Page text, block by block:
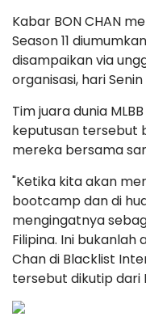
Kabar BON CHAN
Season 11
disampaikan via
organisasi, hari
Tim juara dunia
keputusan tersebut
mereka bersama
"Ketika kita akan
bootcamp dan di
mengingatnya
Filipina. Ini
Chan di Blacklist
tersebut dikutip dari